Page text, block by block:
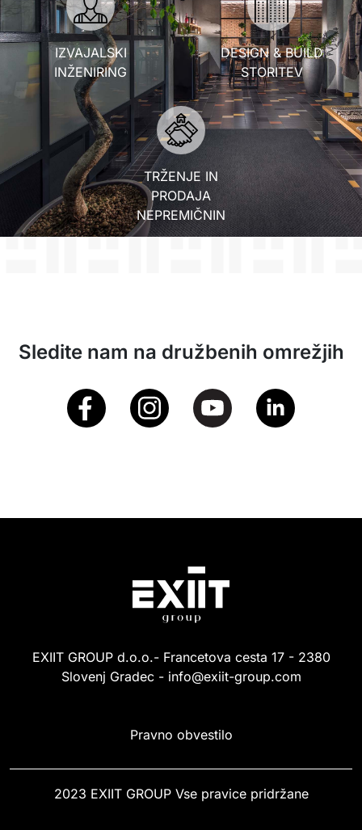
IZVAJALSKI
INŽENIRING
DESIGN & BUILD
STORITEV
TRŽENJE IN
PRODAJA
NEPREMIČNIN
Sledite nam na družbenih omrežjih
EXIIT GROUP d.o.o.- Francetova cesta 17 - 2380
Slovenj Gradec - info@exiit-group.com
Pravno obvestilo
2023 EXIIT GROUP Vse pravice pridržane